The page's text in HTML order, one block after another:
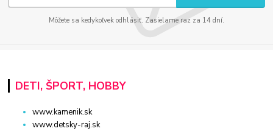
Môžete sa kedykoľvek odhlásiť. Zasielame raz za 14 dní.
DETI, ŠPORT, HOBBY
www.kamenik.sk
www.detsky-raj.sk